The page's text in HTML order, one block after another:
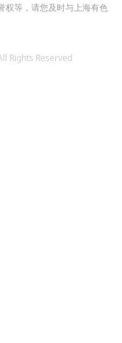
权等，请您及时与上海有色
Rights Reserved